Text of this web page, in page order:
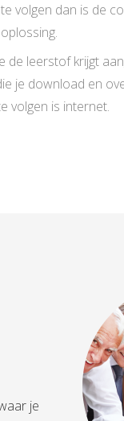
volgen dan is de
de leerstof krijgt
je download en
volgen is internet.
je